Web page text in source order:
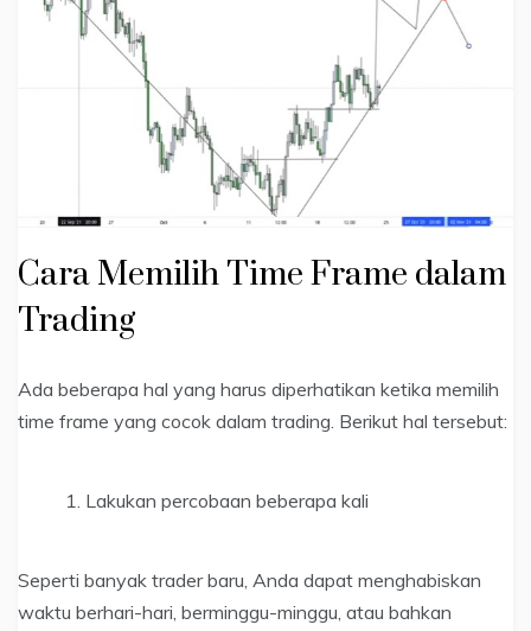
Cara Memilih Time Frame dalam
Trading
Ada beberapa hal yang harus diperhatikan ketika memilih
time frame yang cocok dalam trading. Berikut hal tersebut:
Lakukan percobaan beberapa kali
Seperti banyak trader baru, Anda dapat menghabiskan
waktu berhari-hari, berminggu-minggu, atau bahkan